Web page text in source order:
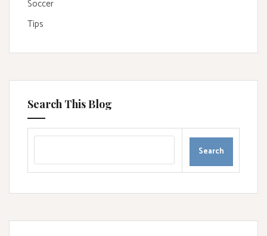
Soccer
Tips
Search This Blog